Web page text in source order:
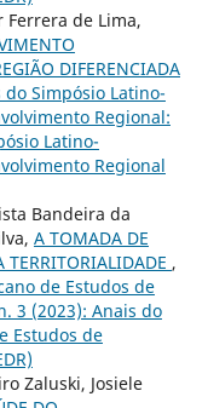
Ferrera de Lima,
DIFERENCIADA
do Simpósio Latino-
Regional:
Latino-
Regional
Bandeira da
A TOMADA DE
TERRITORIALIDADE ,
de Estudos de
3 (2023): Anais do
Estudos de
Zaluski, Josiele